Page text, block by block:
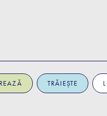
TRĂIEȘTE